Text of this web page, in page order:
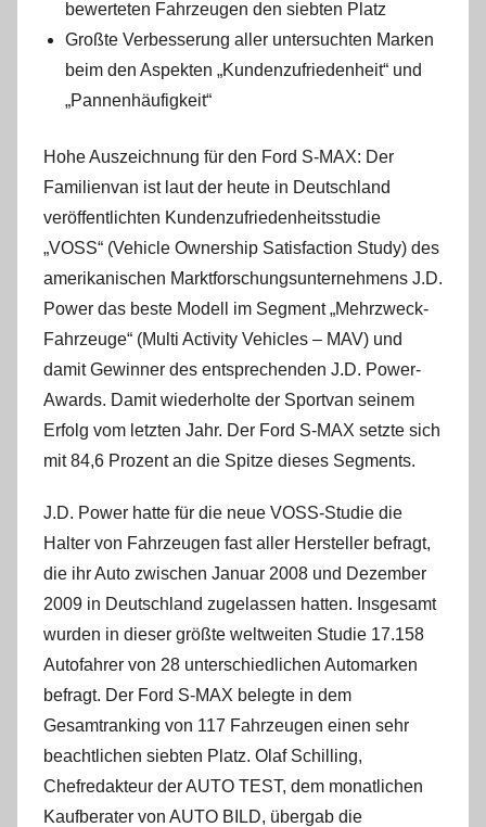
bewerteten Fahrzeugen den siebten Platz
Großte Verbesserung aller untersuchten Marken
beim den Aspekten „Kundenzufriedenheit“ und
„Pannenhäufigkeit“
Hohe Auszeichnung für den Ford S-MAX: Der
Familienvan ist laut der heute in Deutschland
veröffentlichten Kundenzufriedenheitsstudie
„VOSS“ (Vehicle Ownership Satisfaction Study) des
amerikanischen Marktforschungsunternehmens J.D.
Power das beste Modell im Segment „Mehrzweck-
Fahrzeuge“ (Multi Activity Vehicles – MAV) und
damit Gewinner des entsprechenden J.D. Power-
Awards. Damit wiederholte der Sportvan seinem
Erfolg vom letzten Jahr. Der Ford S-MAX setzte sich
mit 84,6 Prozent an die Spitze dieses Segments.
J.D. Power hatte für die neue VOSS-Studie die
Halter von Fahrzeugen fast aller Hersteller befragt,
die ihr Auto zwischen Januar 2008 und Dezember
2009 in Deutschland zugelassen hatten. Insgesamt
wurden in dieser größte weltweiten Studie 17.158
Autofahrer von 28 unterschiedlichen Automarken
befragt. Der Ford S-MAX belegte in dem
Gesamtranking von 117 Fahrzeugen einen sehr
beachtlichen siebten Platz. Olaf Schilling,
Chefredakteur der AUTO TEST, dem monatlichen
Kaufberater von AUTO BILD, übergab die